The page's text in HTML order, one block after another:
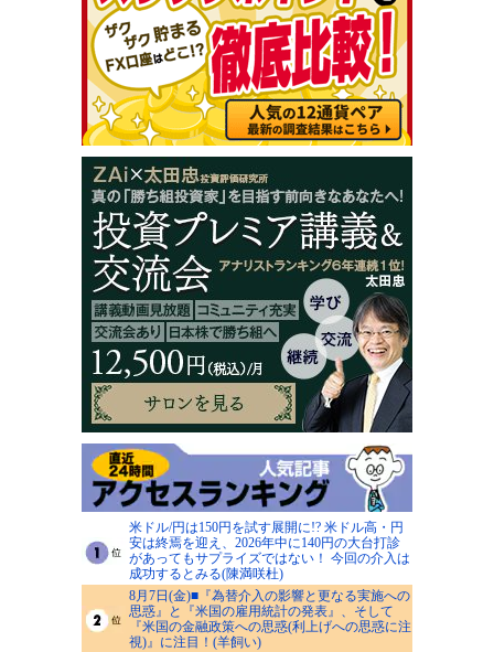
米ドル/円は150円を試す展開に!? 米ドル高・円
安は終焉を迎え、2026年中に140円の大台打診
があってもサプライズではない！ 今回の介入は
成功するとみる(陳満咲杜)
8月7日(金)■『為替介入の影響と更なる実施への
思惑』と『米国の雇用統計の発表』、そして
『米国の金融政策への思惑(利上げへの思惑に注
視)』に注目！(羊飼い)